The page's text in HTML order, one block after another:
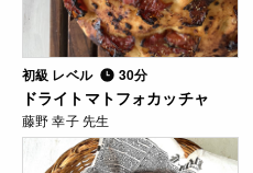
初級 レベル 30分
ドライトマトフォカッチャ
藤野 幸子 先生